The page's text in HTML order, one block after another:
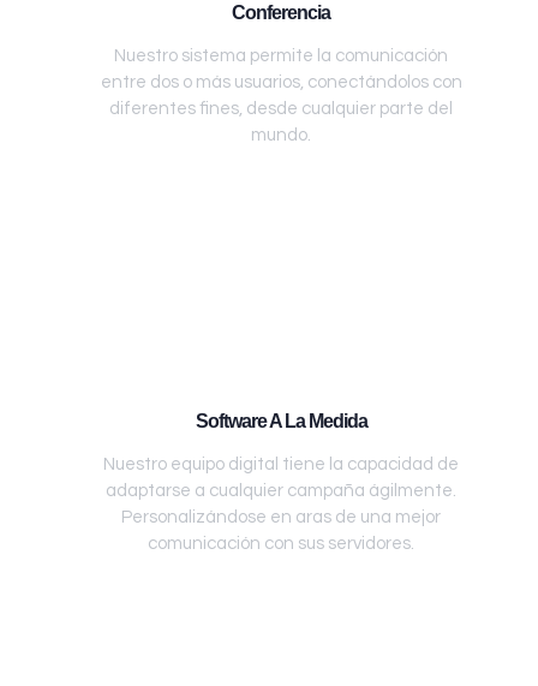
Conferencia
Nuestro sistema permite la comunicación
entre dos o más usuarios, conectándolos con
diferentes fines, desde cualquier parte del
mundo.
Software A La Medida
Nuestro equipo digital tiene la capacidad de
adaptarse a cualquier campaña ágilmente.
Personalizándose en aras de una mejor
comunicación con sus servidores.